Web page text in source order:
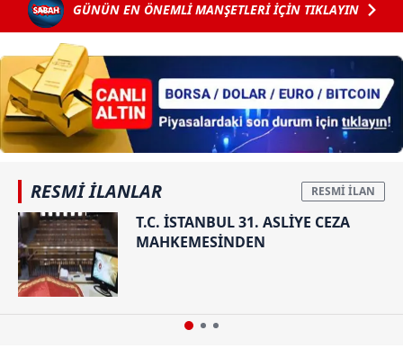
GÜNÜN EN ÖNEMLİ MANŞETLERİ İÇİN TIKLAYIN
RESMİ İLANLAR
T.C. İSTANBUL 31. ASLİYE CEZA
MAHKEMESİNDEN